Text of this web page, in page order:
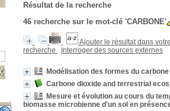
Résultat de la recherche
46 recherche sur le mot-clé 'CARBONE'
Ajouter le résultat dans
recherche
Interroger des sources externes
Modélisation des formes du
Carbone dioxide and terrestrial
Mesure et évolution au cours du
biomasse microbienne d'un sol en